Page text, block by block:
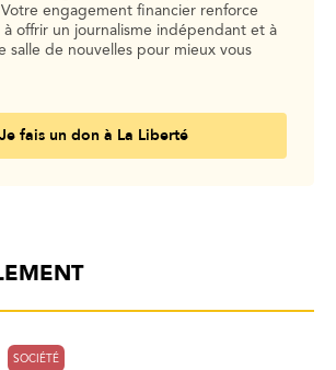
engagement financier renforce
offrir un journalisme indépendant et à
salle de nouvelles pour mieux vous
Je fais un don à La Liberté
SOCIÉTÉ